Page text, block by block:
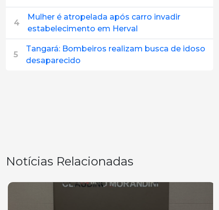
4
Mulher é atropelada após carro invadir
estabelecimento em Herval
5
Tangará: Bombeiros realizam busca de idoso
desaparecido
Notícias Relacionadas